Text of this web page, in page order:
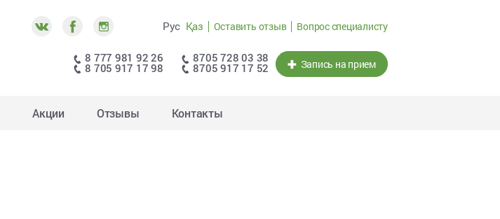
Рус Қаз Оставить отзыв Вопрос специалисту
8 777 981 92 26
8 705 917 17 98
8705 728 03 38
8705 917 17 52 Запись на прием
Акции Отзывы Контакты